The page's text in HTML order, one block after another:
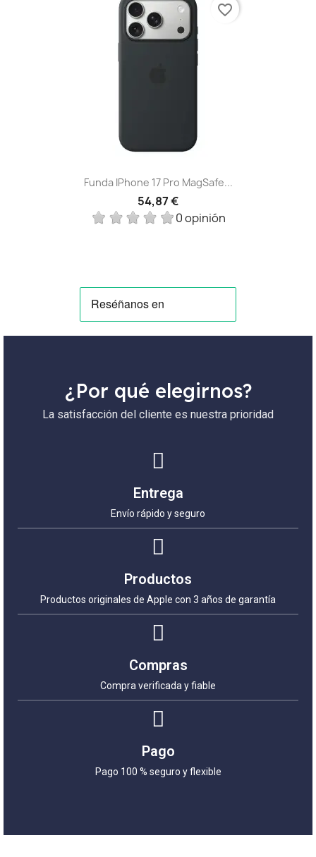
Funda IPhone 17 Pro MagSafe...
54,87 €
0 opinión
favorite_border
¿Por qué elegirnos?
La satisfacción del cliente es nuestra prioridad
Entrega
Envío rápido y seguro
Productos
Productos originales de Apple con 3 años de garantía
Compras
Compra verificada y fiable
Pago
Pago 100 % seguro y flexible